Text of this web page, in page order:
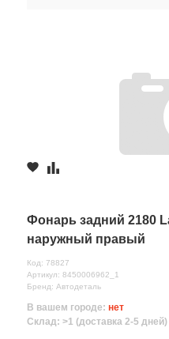
Фонарь задний 2180
наружный правый
Код: 78827
Артикул: 8450006962_1
Бренд: Автодеталь
В вашем городе: нет
Склад: >1 (доставка 2-5 дней)